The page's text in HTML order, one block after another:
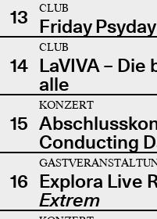
13
CLUB
Friday Psyday
14
CLUB
LaVIVA –
alle
15
KONZERT
Conducting
16 Explora Live
Extrem